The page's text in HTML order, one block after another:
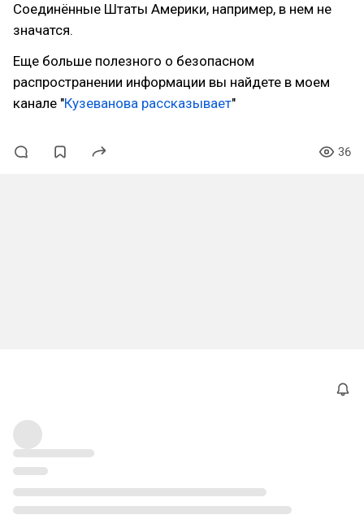
Соединённые Штаты Америки, например, в нем не
значатся.
Еще больше полезного о безопасном
распространении информации вы найдете в моем
канале "Кузеванова рассказывает"
36